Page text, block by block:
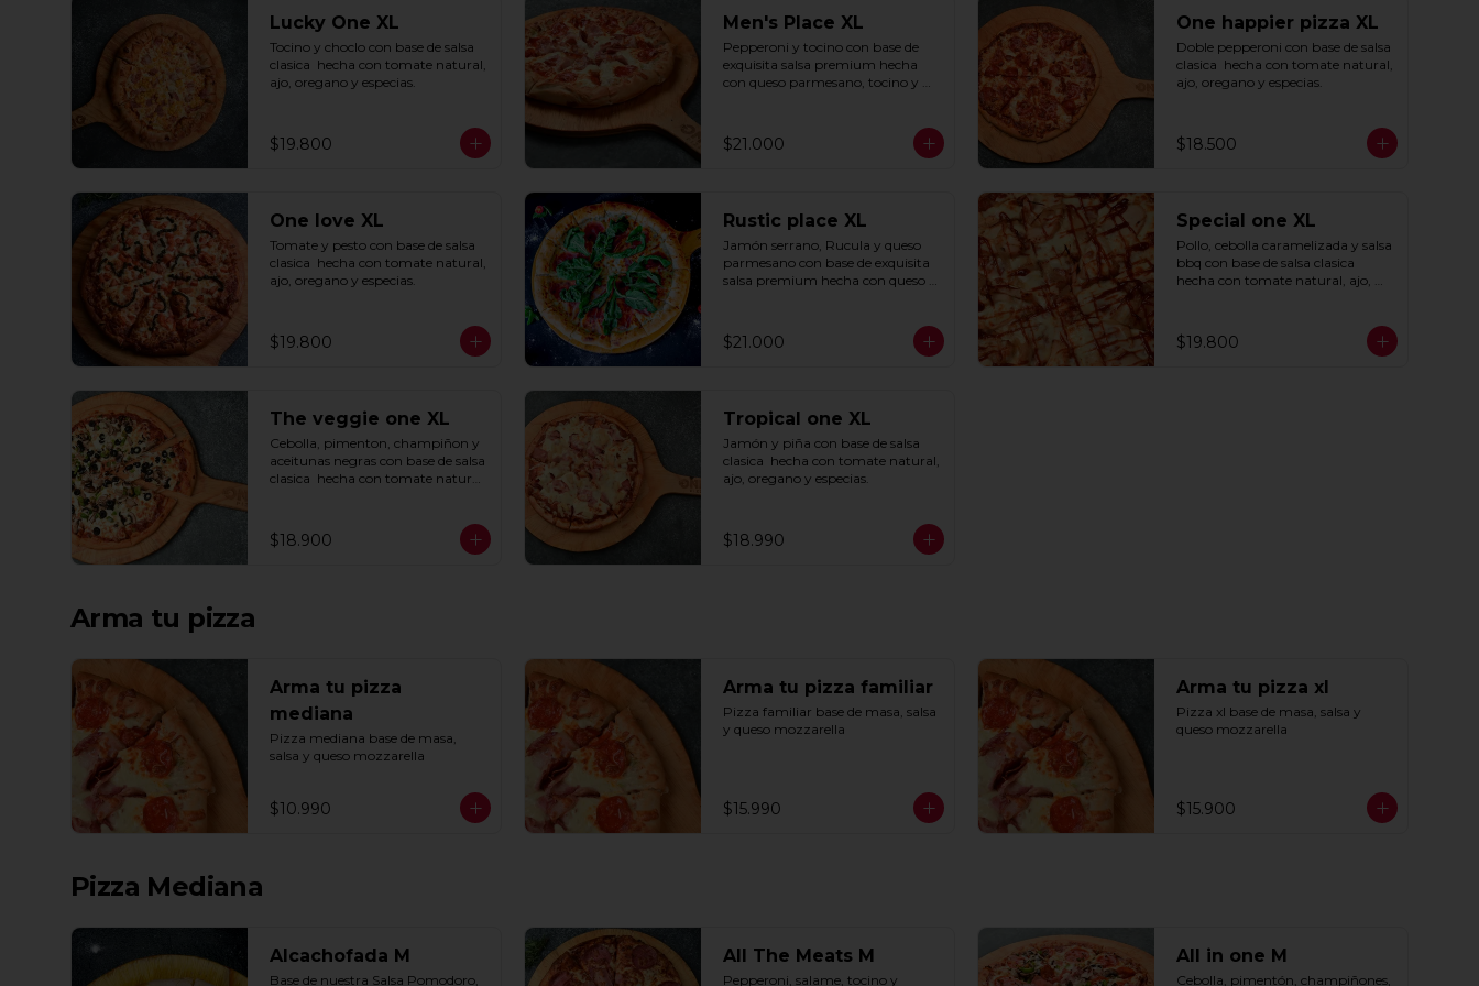
Lucky One XL
Tocino y choclo con base de salsa
clasica  hecha con tomate natural,
ajo, oregano y especias.
$19.800
Men's Place XL
Pepperoni y tocino con base de
exquisita salsa premium hecha
con queso parmesano, tocino y
$21.000
One happier pizza XL
Doble pepperoni con base de salsa
clasica  hecha con tomate natural,
ajo, oregano y especias.
$18.500
One love XL
Tomate y pesto con base de salsa
clasica  hecha con tomate natural,
ajo, oregano y especias.
$19.800
Rustic place XL
Jamón serrano, Rucula y queso
parmesano con base de exquisita
salsa premium hecha con queso
$21.000
Special one XL
Pollo, cebolla caramelizada y salsa
bbq con base de salsa clasica
hecha con tomate natural, ajo,
$19.800
The veggie one XL
Cebolla, pimenton, champiñon y
aceitunas negras con base de salsa
clasica  hecha con tomate natural,
$18.900
Tropical one XL
Jamón y piña con base de salsa
clasica  hecha con tomate natural,
ajo, oregano y especias.
$18.990
Arma tu pizza
Arma tu pizza
mediana
Pizza mediana base de masa,
salsa y queso mozzarella
$10.990
Arma tu pizza familiar
Pizza familiar base de masa, salsa
y queso mozzarella
$15.990
Arma tu pizza xl
Pizza xl base de masa, salsa y
queso mozzarella
$15.900
Pizza Mediana
Alcachofada M
Base de nuestra Salsa Pomodoro,
All The Meats M
Pepperoni, salame, tocino y
All in one M
Cebolla, pimentón, champiñones,